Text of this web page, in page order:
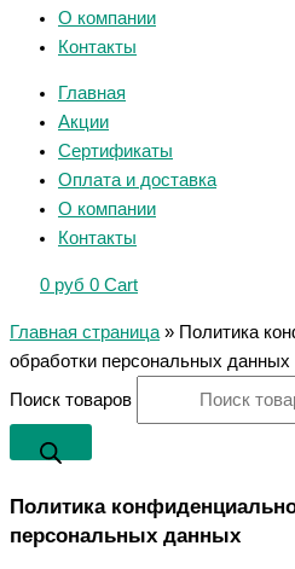
О компании
Контакты
Главная
Акции
Сертификаты
Оплата и доставка
О компании
Контакты
0 руб 0 Cart
Главная страница » Политика
обработки персональных данных
Поиск товаров
Политика
персональных данных